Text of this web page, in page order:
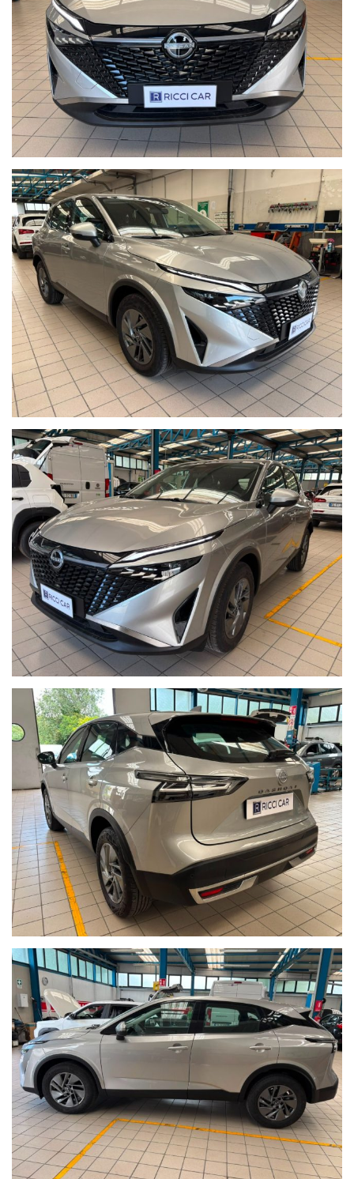
WWW.RICCICAR.IT
VISITA IL NOSTRO SITO TROVERAI UNA VASTA GAMMA DI
VETTURE USATE ,VETTURE NUOVE & SEMINUOVE & KM0, E
PRODOTTI COMMERCIALI
ECCO ALCUNI DEI NOSTRI SERVIZI:
- GARANZIA 12 MESI SU TUTTO L'USATO
- FINANZIAMENTI IN SEDE A TASSO AGEVOLATO CON
- VALUTAZIONE E RITIRO DEL VOSTRO USATO
- PACCHETTI ASSICURATIVI FURTO INCENDIO & RAPINA
- INSTALLAZIONE DI ANTIFURTI / BLOCK SHAFT
PER ULTERIORI INFORMAZIONI NON ESITARE A
CONTATTARCI,
UNO DEI NOSTRI RESPONSABILI SARA' A TUA DISPOSIZIONE
PER LA SCELTA GIUSTA!!!
!!AL FINE DI GARANTIRVI UN MIGLIOR SERVIZIO
E'PREFERIBILE FISSARE UN APPUNTAMENTO CON UN
NOSTRO VENDITORE !!
NB.
Il costo del passaggio di proprieta' varia in base ai kw della
vettura , ed è a carico dell'acquirente salvo diverse offerte.
il valore della permuta puo' essere stabilito solo previa visione.
Ricordiamo che la dotazione tecnica e gli optional potrebbero, in
alcuni casi, differire dall'effettivo equipaggiamento della vettura.
RICCI CAR SRL declina ogni responsabilità per eventuali
incongruenze, che non rappresentano un impegno contrattuale"
ORARI:
Dal lunedi al sabato:
-09:00 / 13:00
-15:00 / 19:30
Per Ulteriori Informazioni e per visionare contattateci saremo a
vostra completa disposizione!